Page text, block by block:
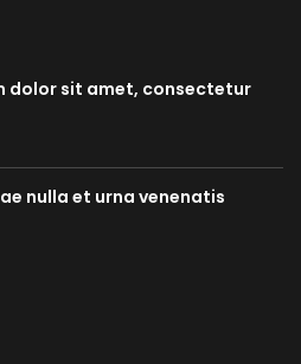
dolor sit amet, consectetur
nulla et urna venenatis